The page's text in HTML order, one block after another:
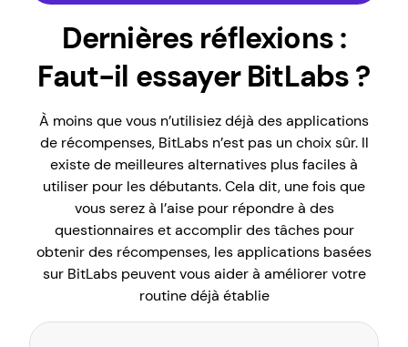
Dernières réflexions :
Faut-il essayer BitLabs ?
À moins que vous n’utilisiez déjà des applications
de récompenses, BitLabs n’est pas un choix sûr. Il
existe de meilleures alternatives plus faciles à
utiliser pour les débutants. Cela dit, une fois que
vous serez à l’aise pour répondre à des
questionnaires et accomplir des tâches pour
obtenir des récompenses, les applications basées
sur BitLabs peuvent vous aider à améliorer votre
routine déjà établie